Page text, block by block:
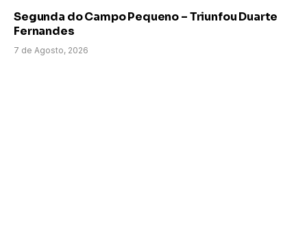
Segunda do Campo Pequeno – Triunfou Duarte
Fernandes
7 de Agosto, 2026